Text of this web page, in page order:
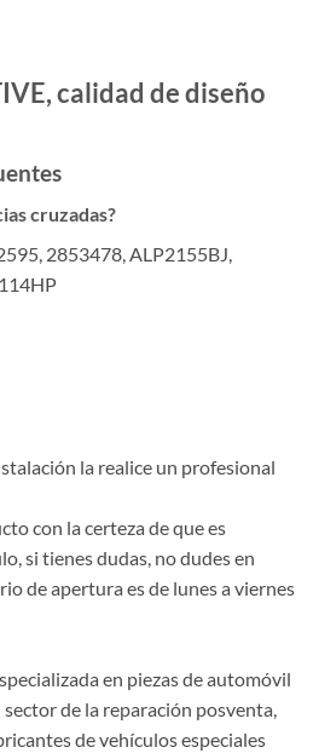
calidad de diseño
cruzadas?
2853478, ALP2155BJ,
la realice un profesional
con la certeza de que es
si tienes dudas, no dudes en
de apertura es de lunes a viernes
en piezas de automóvil
de la reparación posventa,
de vehículos especiales